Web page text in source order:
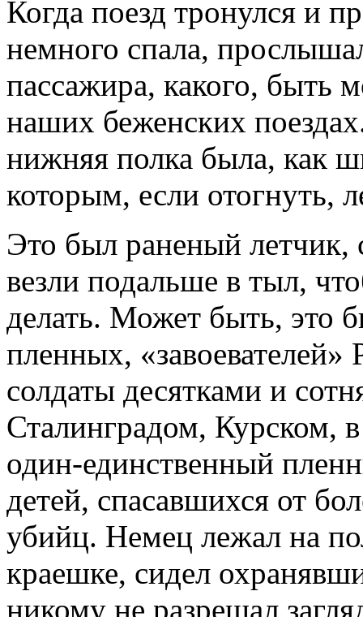
Когда поезд тронулся и
немного спала,
пассажира, какого, быть
наших беженских
нижняя полка была, как
которым, если отогнуть,
Это был раненый
везли подальше в тыл,
делать. Может быть, это
пленных,
солдаты десятками и
Сталинградом, Курском,
один-единственный
детей, спасавшихся от
убийц. Немец лежал на
краешке, сидел
никому не разрешал